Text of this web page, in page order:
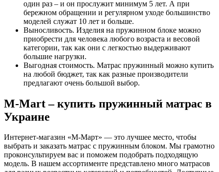
один раз – и он прослужит минимум 5 лет. А при
бережном обращении и регулярном уходе большинство
моделей служат 10 лет и больше.
Выносливость. Изделия на пружинном блоке можно
приобрести для человека любого возраста и весовой
категории, так как они с легкостью выдерживают
большие нагрузки.
Выгодная стоимость. Матрас пружинный можно купить
на любой бюджет, так как разные производители
предлагают очень большой выбор.
M-Mart – купить пружинный матрас в
Украине
Интернет-магазин «М-Март» — это лучшее место, чтобы
выбрать и заказать матрас с пружинным блоком. Мы грамотно
проконсультируем вас и поможем подобрать подходящую
модель. В нашем ассортименте представлено много матрасов